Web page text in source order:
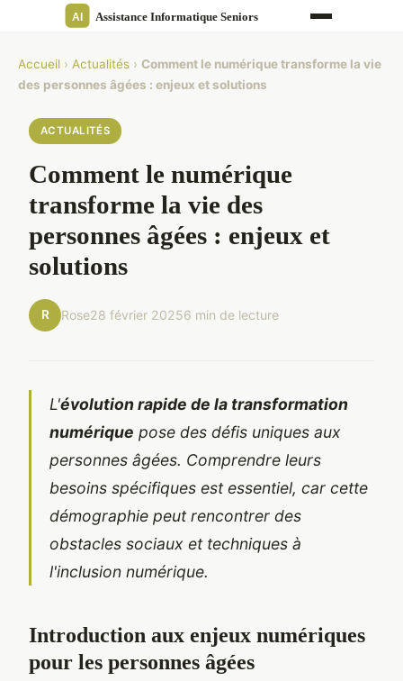
Accueil › Actualités › Comment le numérique transforme la vie
des personnes âgées : enjeux et solutions
ACTUALITÉS
Comment le numérique
transforme la vie des
personnes âgées : enjeux et
solutions
R Rose28 février 20256 min de lecture
L'évolution rapide de la transformation
numérique pose des défis uniques aux
personnes âgées. Comprendre leurs
besoins spécifiques est essentiel, car cette
démographie peut rencontrer des
obstacles sociaux et techniques à
l'inclusion numérique.
Introduction aux enjeux numériques
pour les personnes âgées